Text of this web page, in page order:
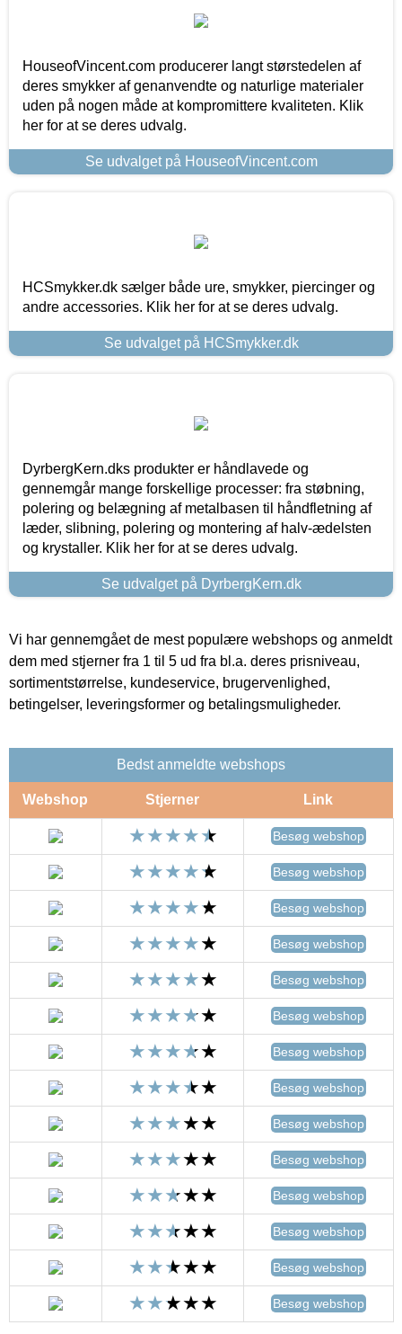
HouseofVincent.com producerer langt størstedelen af
deres smykker af genanvendte og naturlige materialer
uden på nogen måde at kompromittere kvaliteten. Klik
her for at se deres udvalg.
Se udvalget på HouseofVincent.com
HCSmykker.dk sælger både ure, smykker, piercinger og
andre accessories. Klik her for at se deres udvalg.
Se udvalget på HCSmykker.dk
DyrbergKern.dks produkter er håndlavede og
gennemgår mange forskellige processer: fra støbning,
polering og belægning af metalbasen til håndfletning af
læder, slibning, polering og montering af halv-ædelsten
og krystaller. Klik her for at se deres udvalg.
Se udvalget på DyrbergKern.dk
Vi har gennemgået de mest populære webshops og anmeldt
dem med stjerner fra 1 til 5 ud fra bl.a. deres prisniveau,
sortimentstørrelse, kundeservice, brugervenlighed,
betingelser, leveringsformer og betalingsmuligheder.
Bedst anmeldte webshops
Webshop Stjerner Link
Besøg webshop
Besøg webshop
Besøg webshop
Besøg webshop
Besøg webshop
Besøg webshop
Besøg webshop
Besøg webshop
Besøg webshop
Besøg webshop
Besøg webshop
Besøg webshop
Besøg webshop
Besøg webshop